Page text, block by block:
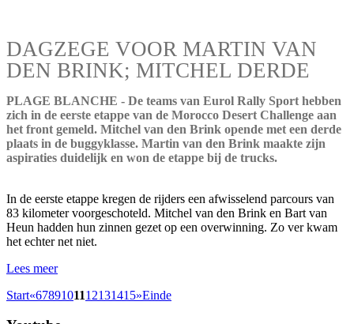
DAGZEGE VOOR MARTIN VAN
DEN BRINK; MITCHEL DERDE
PLAGE BLANCHE - De teams van Eurol Rally Sport hebben
zich in de eerste etappe van de Morocco Desert Challenge aan
het front gemeld. Mitchel van den Brink opende met een derde
plaats in de buggyklasse. Martin van den Brink maakte zijn
aspiraties duidelijk en won de etappe bij de trucks.
In de eerste etappe kregen de rijders een afwisselend parcours van
83 kilometer voorgeschoteld. Mitchel van den Brink en Bart van
Heun hadden hun zinnen gezet op een overwinning. Zo ver kwam
het echter net niet.
Lees meer
Start«6789101112131415»Einde